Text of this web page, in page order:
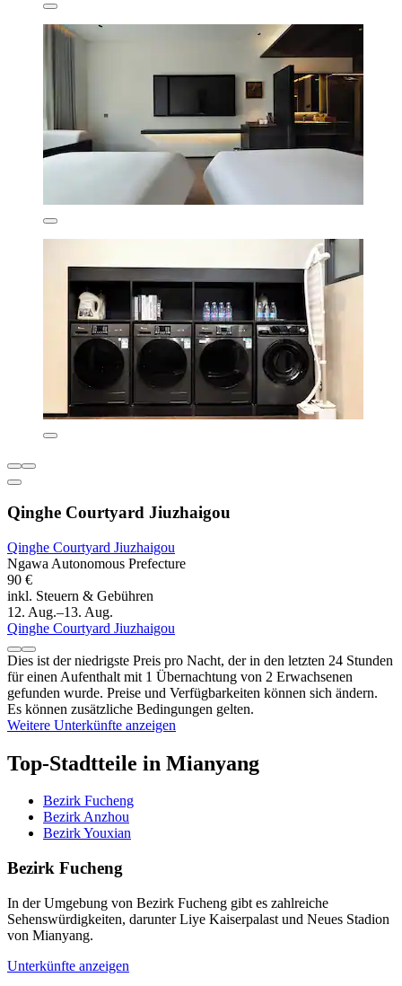
Qinghe Courtyard Jiuzhaigou
Qinghe Courtyard Jiuzhaigou
Ngawa Autonomous Prefecture
90 €
inkl. Steuern & Gebühren
12. Aug.–13. Aug.
Qinghe Courtyard Jiuzhaigou
Dies ist der niedrigste Preis pro Nacht, der in den letzten 24 Stunden
für einen Aufenthalt mit 1 Übernachtung von 2 Erwachsenen
gefunden wurde. Preise und Verfügbarkeiten können sich ändern.
Es können zusätzliche Bedingungen gelten.
Weitere Unterkünfte anzeigen
Top-Stadtteile in Mianyang
Bezirk Fucheng
Bezirk Anzhou
Bezirk Youxian
Bezirk Fucheng
In der Umgebung von Bezirk Fucheng gibt es zahlreiche
Sehenswürdigkeiten, darunter Liye Kaiserpalast und Neues Stadion
von Mianyang.
Unterkünfte anzeigen